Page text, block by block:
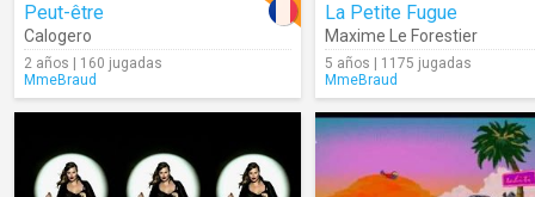
Peut-être
Calogero
2 años | 160 jugadas
MmeBraud
La Petite Fugue
Maxime Le Forestier
5 años | 1175 jugadas
MmeBraud